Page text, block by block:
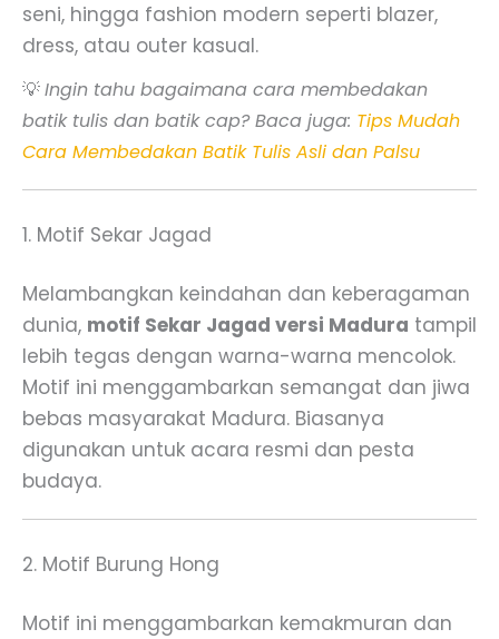
seni, hingga fashion modern seperti blazer,
dress, atau outer kasual.
💡Ingin tahu bagaimana cara membedakan
batik tulis dan batik cap? Baca juga: Tips Mudah
Cara Membedakan Batik Tulis Asli dan Palsu
1. Motif Sekar Jagad
Melambangkan keindahan dan keberagaman
dunia, motif Sekar Jagad versi Madura tampil
lebih tegas dengan warna-warna mencolok.
Motif ini menggambarkan semangat dan jiwa
bebas masyarakat Madura. Biasanya
digunakan untuk acara resmi dan pesta
budaya.
2. Motif Burung Hong
Motif ini menggambarkan kemakmuran dan